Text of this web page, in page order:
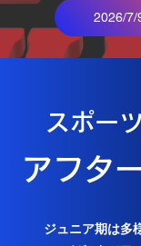
2026/7/
アフタ
スポー
ジュニア期は多